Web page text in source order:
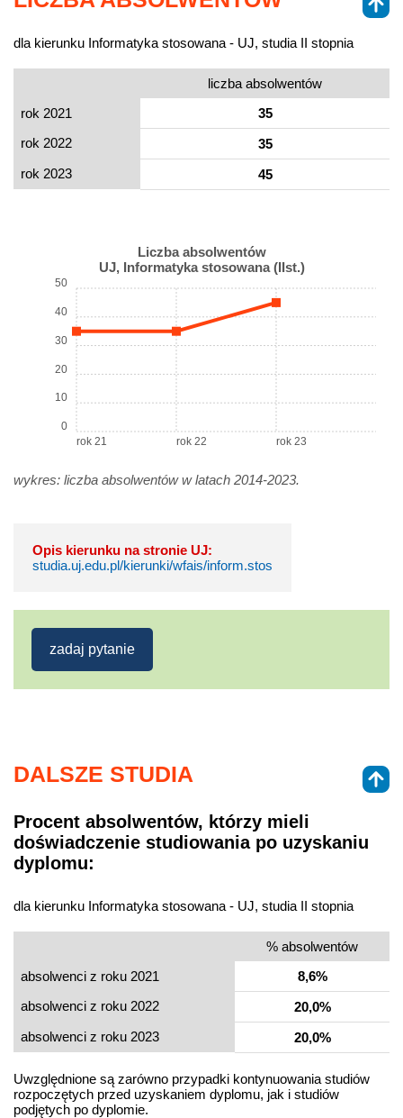
dla kierunku Informatyka stosowana - UJ, studia II stopnia
liczba absolwentów
rok 2021
35
rok 2022
35
rok 2023
45
Liczba absolwentów
UJ, Informatyka stosowana (IIst.)
rok 21 rok 22 rok 23
0
10
20
30
40
50
wykres: liczba absolwentów w latach 2014-2023.
Opis kierunku na stronie UJ:
studia.uj.edu.pl/kierunki/wfais/inform.stos
zadaj pytanie
DALSZE STUDIA
Procent absolwentów, którzy mieli
doświadczenie studiowania po uzyskaniu
dyplomu:
dla kierunku Informatyka stosowana - UJ, studia II stopnia
% absolwentów
absolwenci z roku 2021
8,6%
absolwenci z roku 2022
20,0%
absolwenci z roku 2023
20,0%
Uwzględnione są zarówno przypadki kontynuowania studiów
rozpoczętych przed uzyskaniem dyplomu, jak i studiów
podjętych po dyplomie.